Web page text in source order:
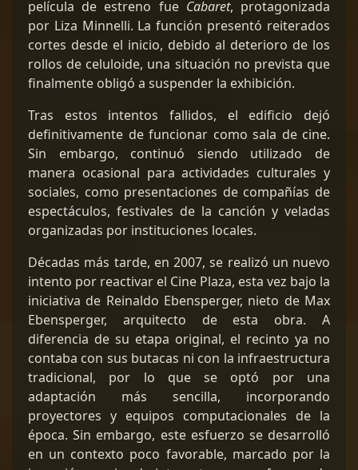
película de estreno fue Cabaret, protagonizada
por Liza Minnelli. La función presentó reiterados
cortes desde el inicio, debido al deterioro de los
rollos de celuloide, una situación no prevista que
finalmente obligó a suspender la exhibición.
Tras estos intentos fallidos, el edificio dejó
definitivamente de funcionar como sala de cine.
Sin embargo, continuó siendo utilizado de
manera ocasional para actividades culturales y
sociales, como presentaciones de compañías de
espectáculos, festivales de la canción y veladas
organizadas por instituciones locales.
Décadas más tarde, en 2007, se realizó un nuevo
intento por reactivar el Cine Plaza, esta vez bajo la
iniciativa de Reinaldo Ebensperger, nieto de Max
Ebensperger, arquitecto de esta obra. A
diferencia de su etapa original, el recinto ya no
contaba con sus butacas ni con la infraestructura
tradicional, por lo que se optó por una
adaptación más sencilla, incorporando
proyectores y equipos computacionales de la
época. Sin embargo, este esfuerzo se desarrolló
en un contexto poco favorable, marcado por la